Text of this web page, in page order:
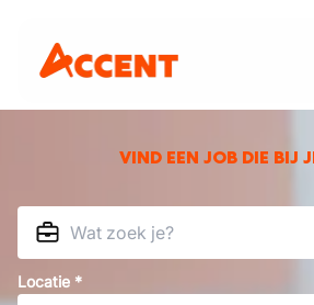
VIND EEN JOB DIE BIJ
Locatie *